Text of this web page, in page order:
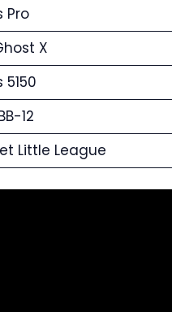
Pro
X
5150
12
Little League